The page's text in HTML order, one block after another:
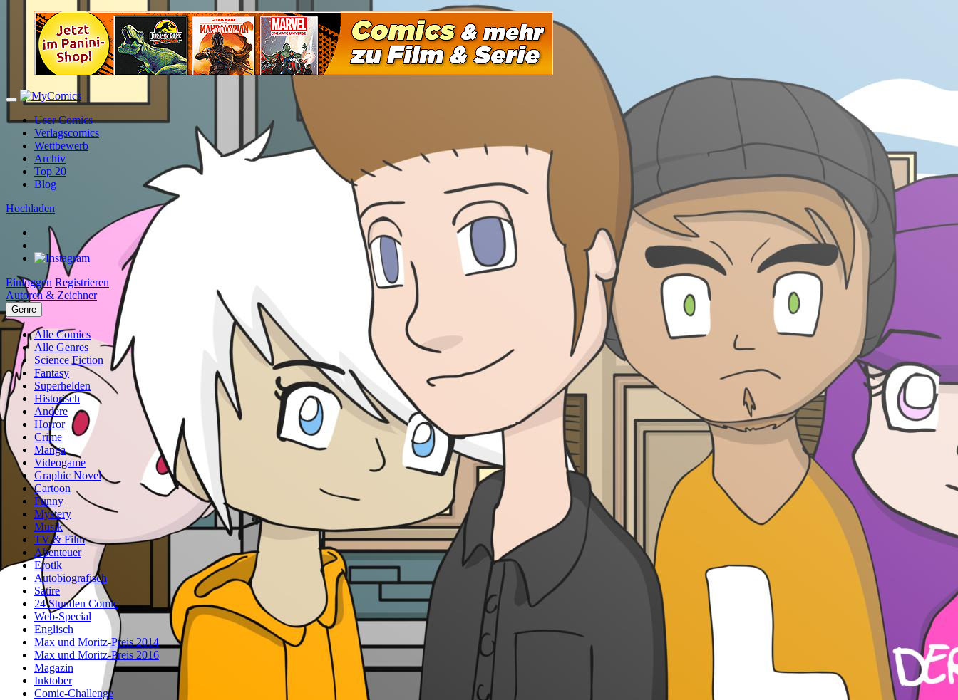
User Comics
Verlagscomics
Wettbewerb
Archiv
Top 20
Blog
Hochladen
Einloggen Registrieren
Autoren & Zeichner
Genre
Alle Comics
Alle Genres
Science Fiction
Fantasy
Superhelden
Historisch
Andere
Horror
Crime
Manga
Videogame
Graphic Novel
Cartoon
Funny
Mystery
Musik
TV & Film
Abenteuer
Erotik
Autobiografisch
Satire
24 Stunden Comic
Web-Special
Englisch
Max und Moritz-Preis 2014
Max und Moritz-Preis 2016
Magazin
Inktober
Comic-Challenge